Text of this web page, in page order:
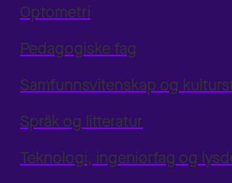
Optometri
Pedagogiske fag
Samfunnsvitenskap og
Språk og litteratur
Teknologi, ingeniørfag og